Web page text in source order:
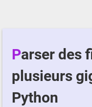
Parser des fichiers XML de
plusieurs
Python